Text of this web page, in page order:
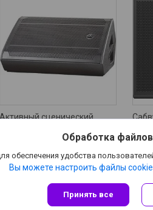
сценический
Обработка
обеспечения удобства
Вы можете настроить файлы
Принять все